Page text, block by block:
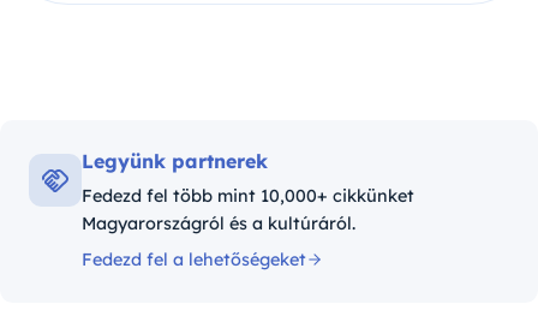
Legyünk partnerek
Fedezd fel több mint 10,000+ cikkünket
Magyarországról és a kultúráról.
Fedezd fel a lehetőségeket